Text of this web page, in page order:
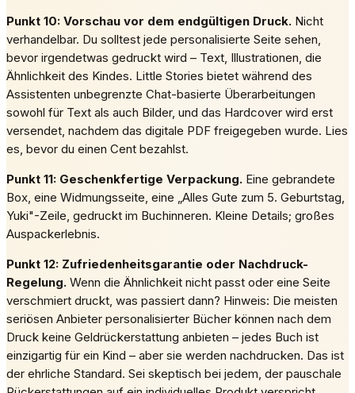
Punkt 10: Vorschau vor dem endgültigen Druck. Nicht
verhandelbar. Du solltest jede personalisierte Seite sehen,
bevor irgendetwas gedruckt wird – Text, Illustrationen, die
Ähnlichkeit des Kindes. Little Stories bietet während des
Assistenten unbegrenzte Chat-basierte Überarbeitungen
sowohl für Text als auch Bilder, und das Hardcover wird erst
versendet, nachdem das digitale PDF freigegeben wurde. Lies
es, bevor du einen Cent bezahlst.
Punkt 11: Geschenkfertige Verpackung. Eine gebrandete
Box, eine Widmungsseite, eine „Alles Gute zum 5. Geburtstag,
Yuki"-Zeile, gedruckt im Buchinneren. Kleine Details; großes
Auspackerlebnis.
Punkt 12: Zufriedenheitsgarantie oder Nachdruck-
Regelung. Wenn die Ähnlichkeit nicht passt oder eine Seite
verschmiert druckt, was passiert dann? Hinweis: Die meisten
seriösen Anbieter personalisierter Bücher können nach dem
Druck keine Geldrückerstattung anbieten – jedes Buch ist
einzigartig für ein Kind – aber sie werden nachdrucken. Das ist
der ehrliche Standard. Sei skeptisch bei jedem, der pauschale